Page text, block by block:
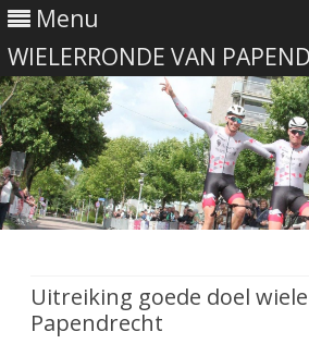
Menu
WIELERRONDE VAN
de
inhoud
Uitreiking goede doel
Papendrecht